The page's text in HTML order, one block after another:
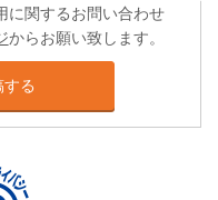
に関するお問い合わせ
からお願い致します。
る